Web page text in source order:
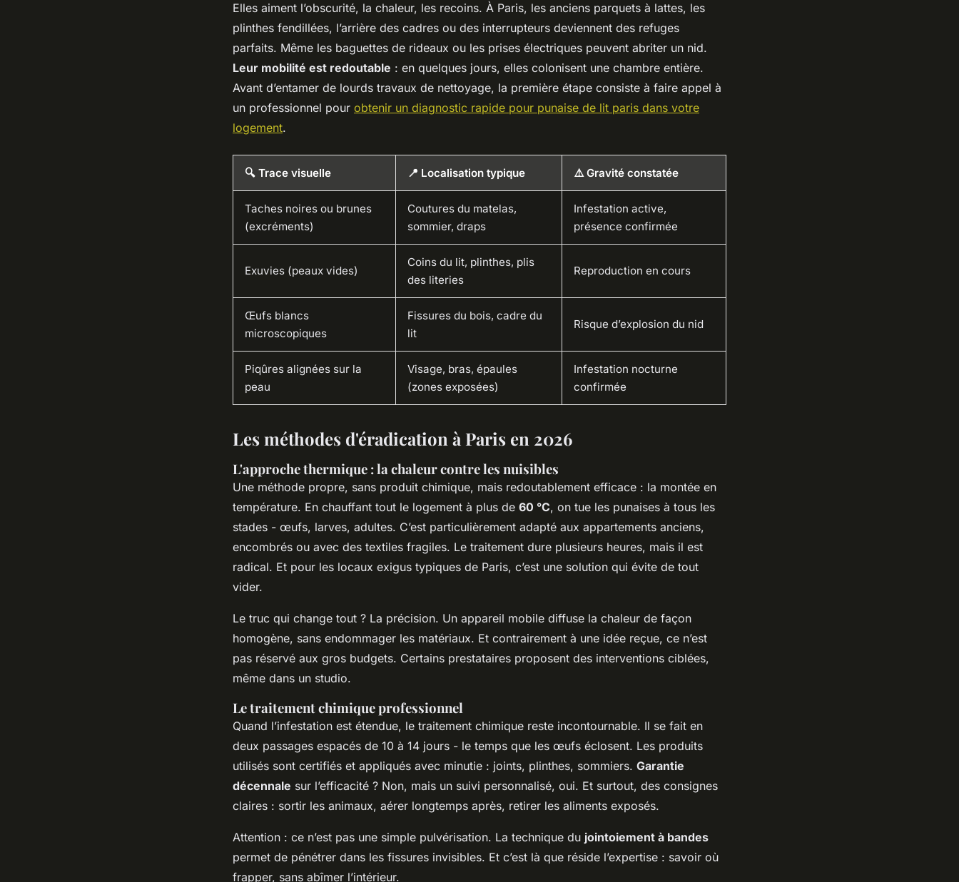
Elles aiment l’obscurité, la chaleur, les recoins. À Paris, les anciens parquets à lattes, les
plinthes fendillées, l’arrière des cadres ou des interrupteurs deviennent des refuges
parfaits. Même les baguettes de rideaux ou les prises électriques peuvent abriter un nid.
Leur mobilité est redoutable : en quelques jours, elles colonisent une chambre entière.
Avant d’entamer de lourds travaux de nettoyage, la première étape consiste à faire appel à
un professionnel pour obtenir un diagnostic rapide pour punaise de lit paris dans votre
logement.
🔍 Trace visuelle 📍 Localisation typique ⚠️ Gravité constatée
Taches noires ou brunes
(excréments)
Coutures du matelas,
sommier, draps
Infestation active,
présence confirmée
Exuvies (peaux vides)
Coins du lit, plinthes, plis
des literies
Reproduction en cours
Œufs blancs
microscopiques
Fissures du bois, cadre du
lit
Risque d’explosion du nid
Piqûres alignées sur la
peau
Visage, bras, épaules
(zones exposées)
Infestation nocturne
confirmée
Les méthodes d'éradication à Paris en 2026
L'approche thermique : la chaleur contre les nuisibles
Une méthode propre, sans produit chimique, mais redoutablement efficace : la montée en
température. En chauffant tout le logement à plus de 60 °C, on tue les punaises à tous les
stades - œufs, larves, adultes. C’est particulièrement adapté aux appartements anciens,
encombrés ou avec des textiles fragiles. Le traitement dure plusieurs heures, mais il est
radical. Et pour les locaux exigus typiques de Paris, c’est une solution qui évite de tout
vider.
Le truc qui change tout ? La précision. Un appareil mobile diffuse la chaleur de façon
homogène, sans endommager les matériaux. Et contrairement à une idée reçue, ce n’est
pas réservé aux gros budgets. Certains prestataires proposent des interventions ciblées,
même dans un studio.
Le traitement chimique professionnel
Quand l’infestation est étendue, le traitement chimique reste incontournable. Il se fait en
deux passages espacés de 10 à 14 jours - le temps que les œufs éclosent. Les produits
utilisés sont certifiés et appliqués avec minutie : joints, plinthes, sommiers. Garantie
décennale sur l’efficacité ? Non, mais un suivi personnalisé, oui. Et surtout, des consignes
claires : sortir les animaux, aérer longtemps après, retirer les aliments exposés.
Attention : ce n’est pas une simple pulvérisation. La technique du jointoiement à bandes
permet de pénétrer dans les fissures invisibles. Et c’est là que réside l’expertise : savoir où
frapper, sans abîmer l’intérieur.